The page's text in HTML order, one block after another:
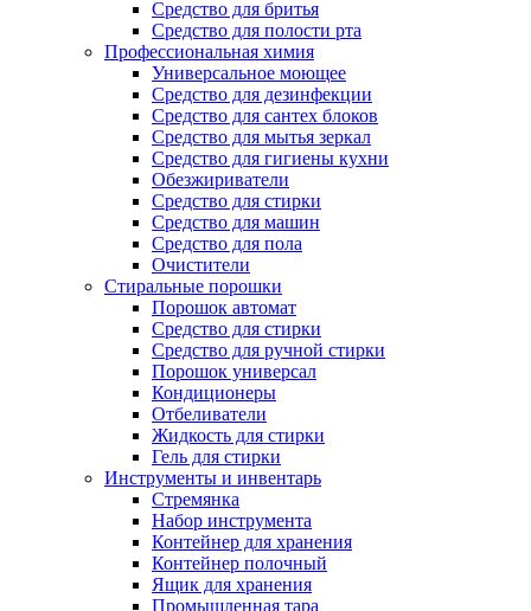
Средство для бритья
Средство для полости рта
Профессиональная химия
Универсальное моющее
Средство для дезинфекции
Средство для сантех блоков
Средство для мытья зеркал
Средство для гигиены кухни
Обезжириватели
Средство для стирки
Средство для машин
Средство для пола
Очистители
Стиральные порошки
Порошок автомат
Средство для стирки
Средство для ручной стирки
Порошок универсал
Кондиционеры
Отбеливатели
Жидкость для стирки
Гель для стирки
Инструменты и инвентарь
Стремянка
Набор инструмента
Контейнер для хранения
Контейнер полочный
Ящик для хранения
Промышленная тара